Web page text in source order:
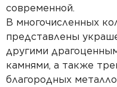
современной.
В многочисленных
представлены
другими
камнями, а также
благородных